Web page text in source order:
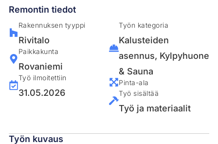
Remontin tiedot
Rakennuksen tyyppi
Rivitalo
Paikkakunta
Rovaniemi
Työ ilmoitettiin
31.05.2026
Työn kategoria
Kalusteiden
asennus, Kylpyhuone
& Sauna
Pinta-ala
Työ sisältää
Työ ja materiaalit
Työn kuvaus